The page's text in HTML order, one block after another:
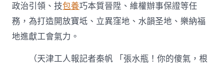
政治引領、技包養巧本質晉陞、維權辦事保證等任
務，為打造開放寶坻、立異窪地、水韻圣地、樂納福
地進獻工會氣力。
（天津工人報記者秦帆 「張水瓶！你的傻氣，根